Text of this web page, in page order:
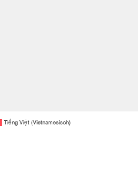
Tiếng Việt (Vietnamesisch)